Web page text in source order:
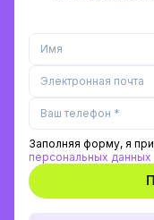
Заполняя форму, я
персональных данных